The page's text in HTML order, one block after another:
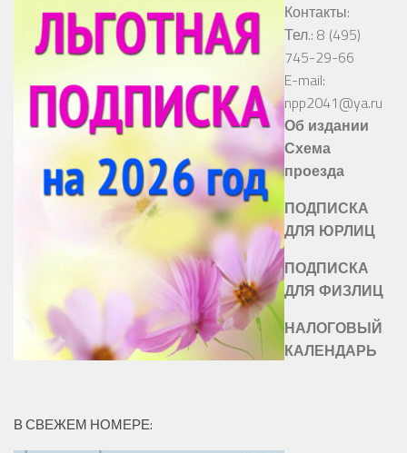
Контакты:
Тел.: 8 (495)
745-29-66
E-mail:
npp2041@ya.ru
Об издании
Схема
проезда
ПОДПИСКА
ДЛЯ ЮРЛИЦ
ПОДПИСКА
ДЛЯ ФИЗЛИЦ
НАЛОГОВЫЙ
КАЛЕНДАРЬ
В СВЕЖЕМ НОМЕРЕ: